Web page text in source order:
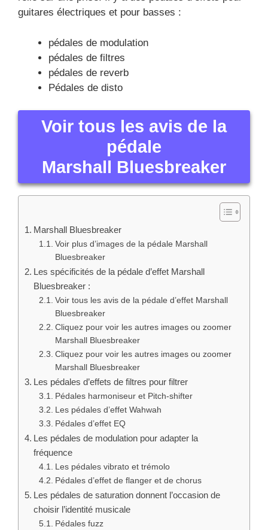
guitares électriques et pour basses :
pédales de modulation
pédales de filtres
pédales de reverb
Pédales de disto
Voir tous les avis de la
pédale
Marshall Bluesbreaker
Marshall Bluesbreaker
Voir plus d’images de la pédale Marshall
Bluesbreaker
Les spécificités de la pédale d’effet Marshall
Bluesbreaker :
Voir tous les avis de la pédale d’effet Marshall
Bluesbreaker
Cliquez pour voir les autres images ou zoomer
Marshall Bluesbreaker
Cliquez pour voir les autres images ou zoomer
Marshall Bluesbreaker
Les pédales d’effets de filtres pour filtrer
Pédales harmoniseur et Pitch-shifter
Les pédales d’effet Wahwah
Pédales d’effet EQ
Les pédales de modulation pour adapter la
fréquence
Les pédales vibrato et trémolo
Pédales d’effet de flanger et de chorus
Les pédales de saturation donnent l’occasion de
choisir l’identité musicale
Pédales fuzz